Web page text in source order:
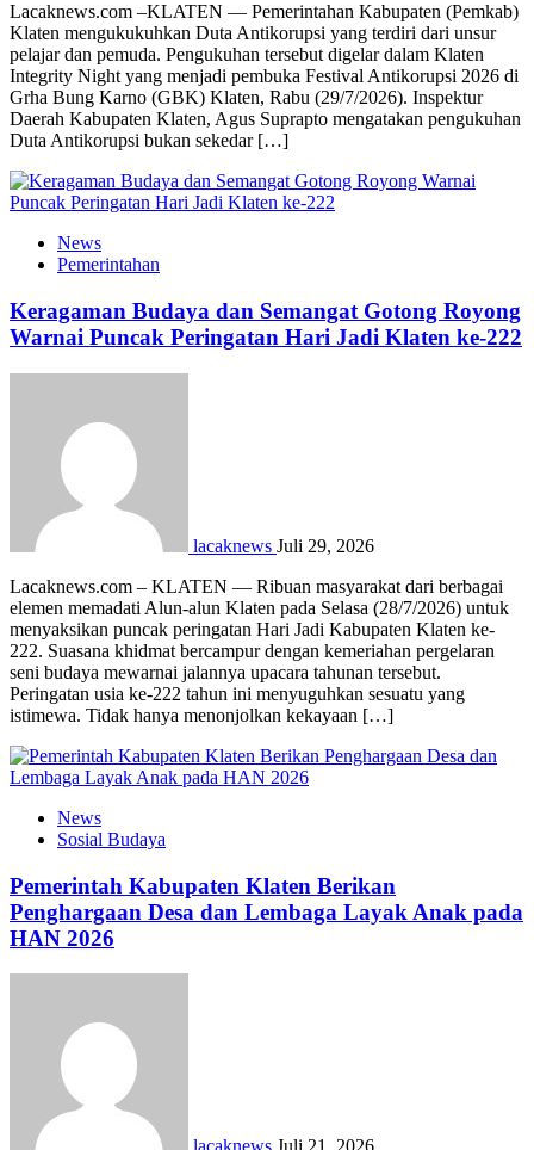
Lacaknews.com –KLATEN — Pemerintahan Kabupaten (Pemkab)
Klaten mengukukuhkan Duta Antikorupsi yang terdiri dari unsur
pelajar dan pemuda. Pengukuhan tersebut digelar dalam Klaten
Integrity Night yang menjadi pembuka Festival Antikorupsi 2026 di
Grha Bung Karno (GBK) Klaten, Rabu (29/7/2026). Inspektur
Daerah Kabupaten Klaten, Agus Suprapto mengatakan pengukuhan
Duta Antikorupsi bukan sekedar […]
News
Pemerintahan
Keragaman Budaya dan Semangat Gotong Royong
Warnai Puncak Peringatan Hari Jadi Klaten ke-222
lacaknews Juli 29, 2026
Lacaknews.com – KLATEN — Ribuan masyarakat dari berbagai
elemen memadati Alun-alun Klaten pada Selasa (28/7/2026) untuk
menyaksikan puncak peringatan Hari Jadi Kabupaten Klaten ke-
222. Suasana khidmat bercampur dengan kemeriahan pergelaran
seni budaya mewarnai jalannya upacara tahunan tersebut.
Peringatan usia ke-222 tahun ini menyuguhkan sesuatu yang
istimewa. Tidak hanya menonjolkan kekayaan […]
News
Sosial Budaya
Pemerintah Kabupaten Klaten Berikan
Penghargaan Desa dan Lembaga Layak Anak pada
HAN 2026